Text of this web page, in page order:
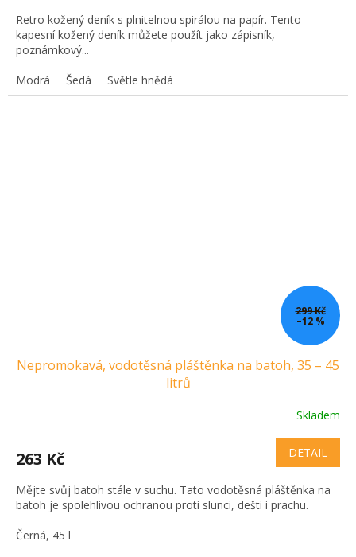
Retro kožený deník s plnitelnou spirálou na papír. Tento
kapesní kožený deník můžete použít jako zápisník,
poznámkový...
Modrá
Šedá Světle hnědá
299 Kč
–12 %
Nepromokavá, vodotěsná pláštěnka na batoh, 35 – 45
litrů
Skladem
263 Kč DETAIL
Mějte svůj batoh stále v suchu. Tato vodotěsná pláštěnka na
batoh je spolehlivou ochranou proti slunci, dešti i prachu.
Černá, 45 l